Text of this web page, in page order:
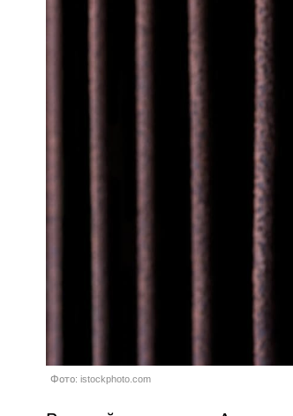
Фото: istockphoto.com